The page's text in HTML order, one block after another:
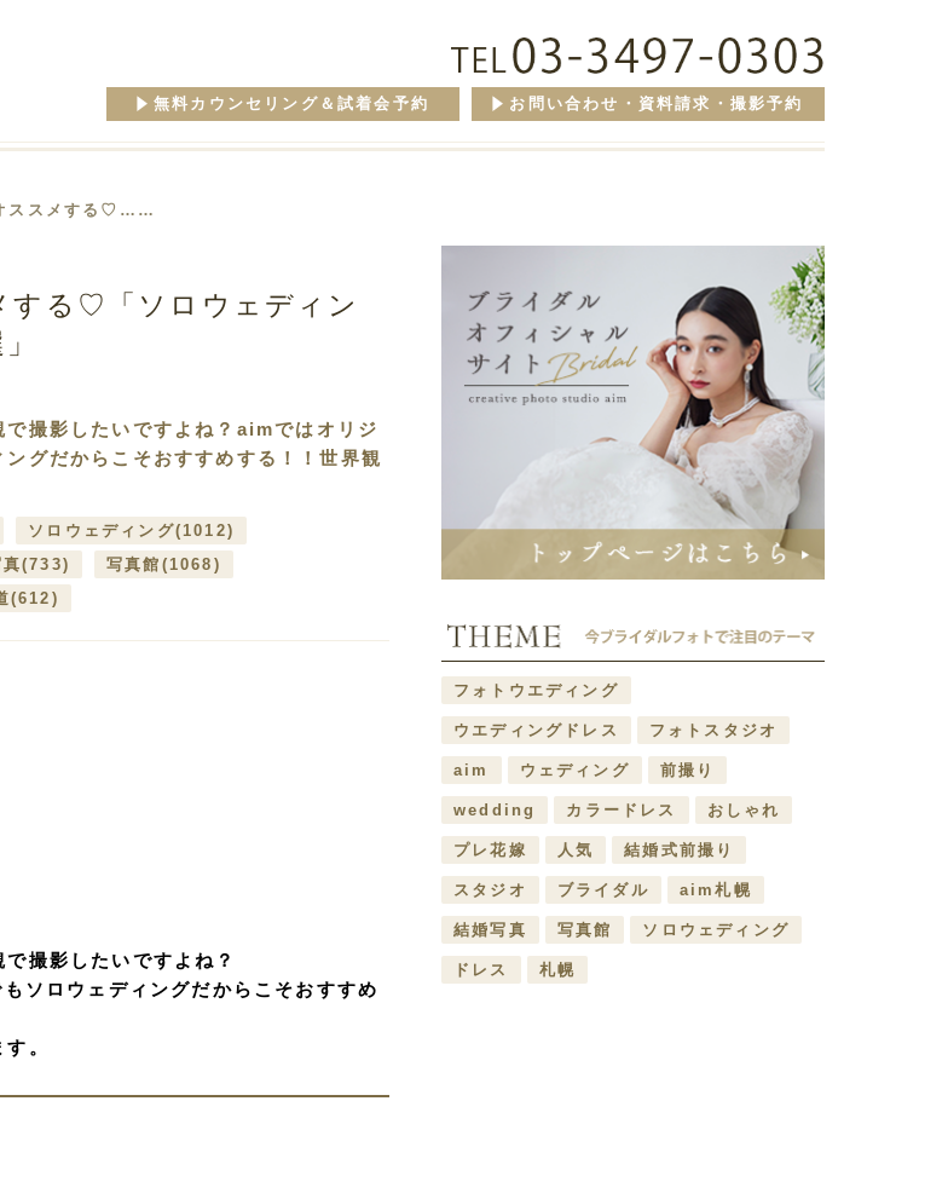
お問い合わせ・資料請求・撮影予約
無料カウンセリング＆試着会予約
ススメする♡……
する♡「ソロウェディン
撮影したいですよね？aimではオリジ
グだからこそおすすめする！！世界観
ソロウェディング(1012)
真(733) 写真館 (1068)
(612)
撮影したいですよね？
ソロウェディングだからこそおすすめ
。
フォトウエディング
ウエディングドレス フォトスタジオ
aim ウェディング 前撮り
wedding カラードレス おしゃれ
プレ花嫁 人気 結婚式前撮り
スタジオ ブライダル aim札幌
結婚写真 写真館 ソロウェディング
ドレス 札幌